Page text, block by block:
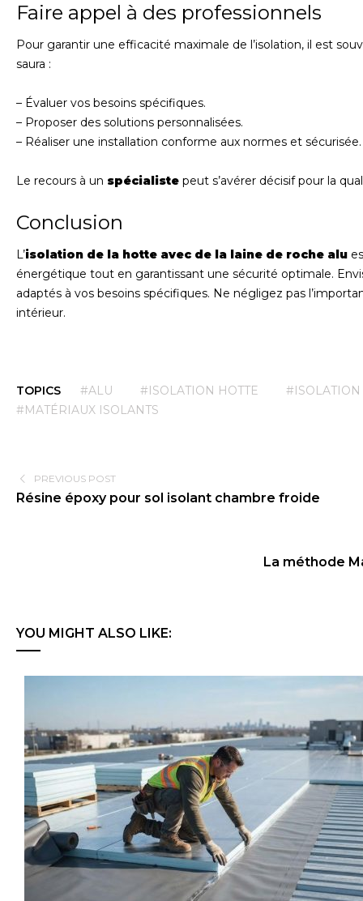
Faire appel à des professionnels
Pour garantir une efficacité maximale de l’isolation, il est
saura :
– Évaluer vos besoins spécifiques.
– Proposer des solutions personnalisées.
– Réaliser une installation conforme aux normes et sécurisée.
Le recours à un spécialiste peut s’avérer décisif pour la
Conclusion
L’isolation de la hotte avec de la laine de roche alu
énergétique tout en garantissant une sécurité optimale.
adaptés à vos besoins spécifiques. Ne négligez pas
intérieur.
TOPICS #ALU #ISOLATION HOTTE
#MATÉRIAUX ISOLANTS
PREVIOUS POST
Résine époxy pour sol isolant chambre froide
La méthode
YOU MIGHT ALSO LIKE: